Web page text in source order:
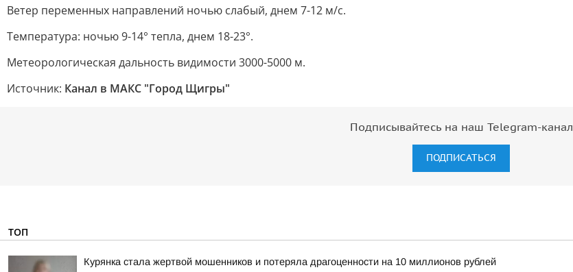
Ветер переменных направлений ночью слабый, днем 7-12 м/с.
Температура: ночью 9-14° тепла, днем 18-23°.
Метеорологическая дальность видимости 3000-5000 м.
Источник: Канал в МАКС "Город Щигры"
Подписывайтесь на наш Telegram-канал
ПОДПИСАТЬСЯ
ТОП
Курянка стала жертвой мошенников и потеряла драгоценности на 10 миллионов рублей